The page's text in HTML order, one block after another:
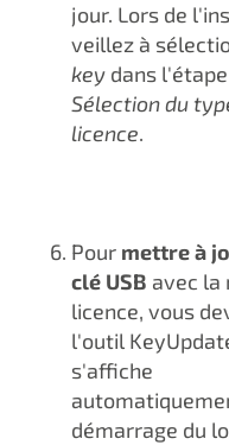
jour. Lors de
veillez à
key dans
Sélection du
licence.
Pour mettre à
clé USB avec la
licence, vous
l'outil
s'affiche
démarrage du